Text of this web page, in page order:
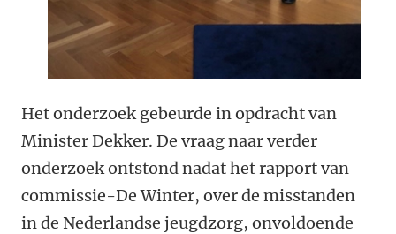
Het onderzoek gebeurde in opdracht van
Minister Dekker. De vraag naar verder
onderzoek ontstond nadat het rapport van
commissie-De Winter, over de misstanden
in de Nederlandse jeugdzorg, onvoldoende